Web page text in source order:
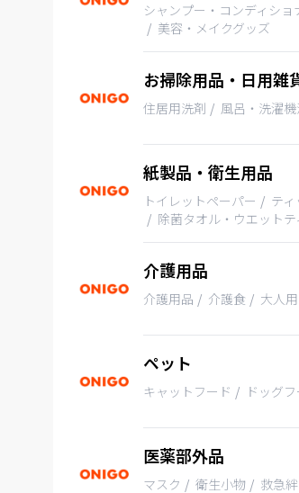
シャンプー・コンディショ
美容・メイクグッズ
お掃除用品・日用雑
住居用洗剤 風呂・洗濯
紙製品・衛生用品
トイレットペーパー
テ
除菌タオル・ウエットテ
介護用品
介護用品 介護食 大人
ペット
キャットフード ドッグ
医薬部外品
マスク 衛生小物 救急